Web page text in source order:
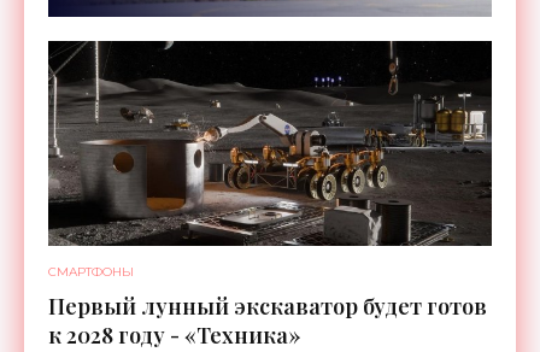
СМАРТФОНЫ
Первый лунный экскаватор будет готов
к 2028 году - «Техника»